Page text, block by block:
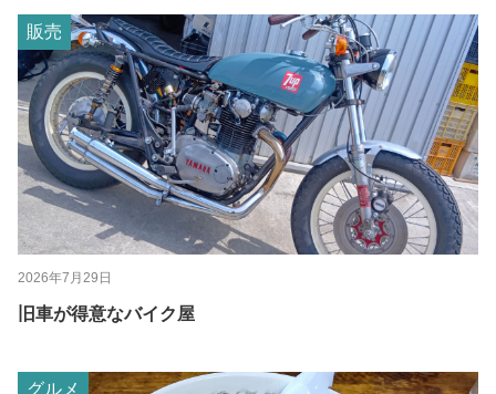
販売
2026年7月29日
旧車が得意なバイク屋
グルメ